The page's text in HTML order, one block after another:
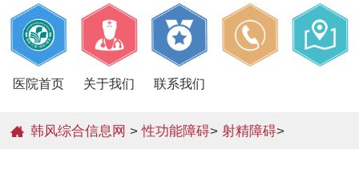
医院首页 关于我们 联系我们
韩风综合信息网 >性功能障碍>射精障碍>